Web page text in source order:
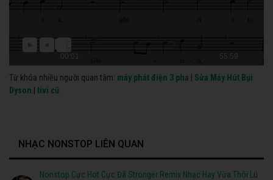
00:01 55:59
Từ khóa nhiều người quan tâm: máy phát điện 3 pha
Sửa Máy Hút Bụi
Dyson
tivi cũ
NHẠC NONSTOP LIÊN QUAN
Nonstop Cực Hot Cực Đã Stronger Remix Nhạc Hay Vừa Thôi Lú